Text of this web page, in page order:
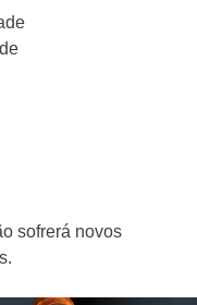
sofrerá novos